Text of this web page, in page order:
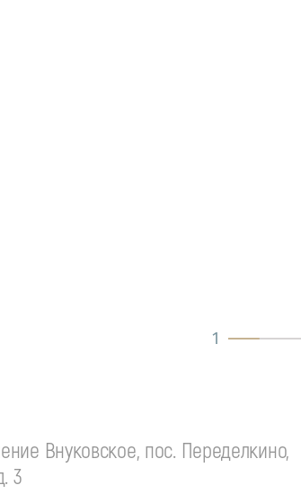
1
Внуковское, пос. Переделкино,
3